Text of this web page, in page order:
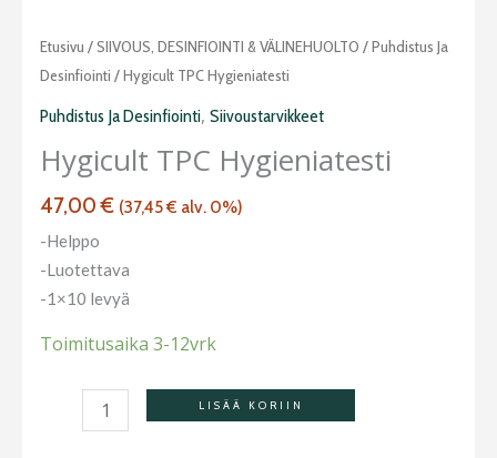
Etusivu /SIIVOUS, DESINFIOINTI & VÄLINEHUOLTO /Puhdistus Ja
Desinfiointi / Hygicult TPC Hygieniatesti
Puhdistus Ja Desinfiointi, Siivoustarvikkeet
Hygicult TPC Hygieniatesti
47,00€ (37,45€ alv. 0%)
-Helppo
-Luotettava
-1×10 levyä
Toimitusaika 3-12vrk
Hygicult
TPC
hygieniatesti
LISÄÄ KORIIN